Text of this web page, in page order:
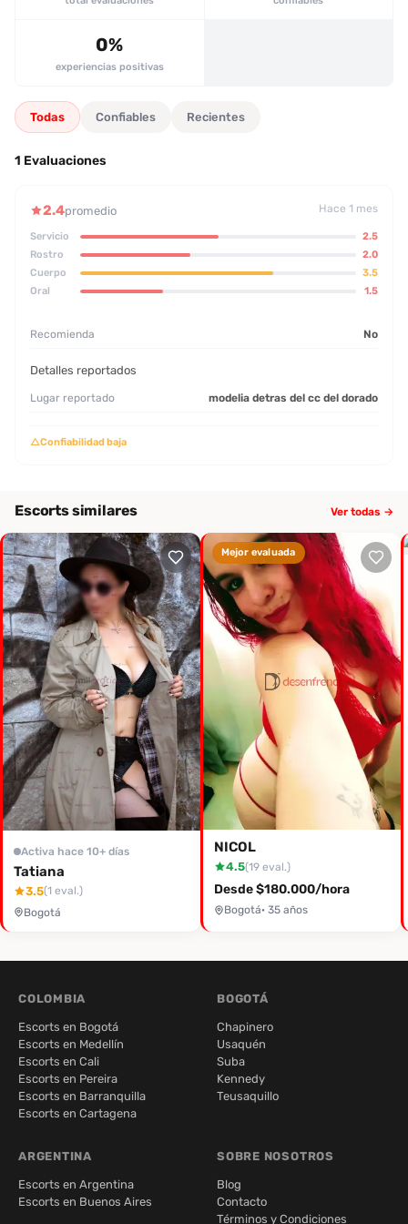
médica, lo cual debe ser advertido a cualquier cliente potencial.
0%
experiencias positivas
Todas Confiables Recientes
1 Evaluaciones
2.4promedio Hace 1 mes
Servicio
2.5
Rostro
2.0
Cuerpo
3.5
Oral
1.5
Recomienda No
Detalles reportados
Lugar reportado modelia detras del cc del dorado
△Confiabilidad baja
Escorts similares Ver todas →
Activa hace 10+ días
Tatiana
3.5(1 eval.)
Bogotá
Mejor evaluada
NICOL
4.5(19 eval.)
Desde $180.000/hora
Bogotá· 35 años
COLOMBIA
Escorts en Bogotá
Escorts en Medellín
Escorts en Cali
Escorts en Pereira
Escorts en Barranquilla
Escorts en Cartagena
BOGOTÁ
Chapinero
Usaquén
Suba
Kennedy
Teusaquillo
ARGENTINA
Escorts en Argentina
Escorts en Buenos Aires
SOBRE NOSOTROS
Blog
Contacto
Términos y Condiciones